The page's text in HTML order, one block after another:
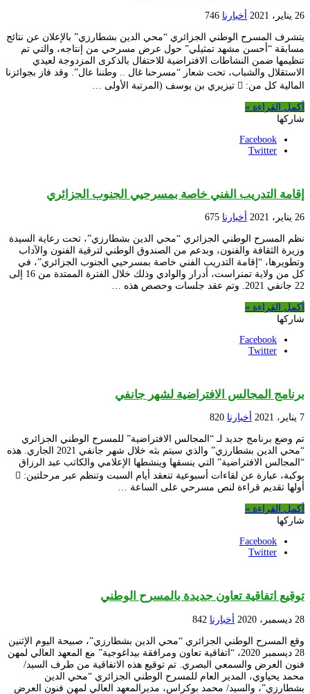
26 يناير، 2021 أخبارنا 746
يتشرف المسرح الوطني الجزائري “محي الدين بشطارزي” بالإعلان عن نتائج
مسابقة “أحسن مشهد تمثيلي” حول عرض مسرحي من إنتاجه، والتي تم
تنظيمها ضمن النشاطات الافتراضية للاحتفال بالذكرى المزدوجة لعيدي
الاستقلال والشباب، تحت شعار “مسرحنا غال .. وطننا عال”. وقد فاز بجوائزنا
المالية كل من:  تيزيري بن يوسف (المرتبة الأولى …
أكمل القراءة »
شاركها
Facebook
Twitter
إقامة التدريب الفني خاصة بمسرحيي الجنوب الجزائري
26 يناير، 2021 أخبارنا 675
نظم المسرح الوطني الجزائري “محي الدين بشطارزي”، تحت رعاية السيدة
وزيرة الثقافة والفنون، وبدعم من الصندوق الوطني لترقية الفنون والآداب
وتطويرها، “إقامة التدريب الفني خاصة بمسرحيي الجنوب الجزائري”، في
كل من ولاية تمنراست، أدرار والوادي وذلك خلال الفترة الممتدة من 16 إلى
22 جانفي 2021. وتم عقد جلسات وحصص هذه …
أكمل القراءة »
شاركها
Facebook
Twitter
برنامج المجالس الافتراضية لشهر جانفي
7 يناير، 2021 أخبارنا 820
تم وضع برنامج جديد لـ “المجالس الافتراضية” للمسرح الوطني الجزائري
“محي الدين بشطارزي” والذي سيتم بثه خلال شهر جانفي 2021 الجاري. هذه
“المجالس الافتراضية” التي ينسقها وينشطها الإعلامي والكاتب عبد الرزاق
بوكبة، عبارة عن لقاءات أسبوعية تنعقد أيام السبت وتنظم عبر مرحلتين: 
أولها تقديم قراءة لنص مسرحي على الساعة …
أكمل القراءة »
شاركها
Facebook
Twitter
توقيع اتفاقية تعاون جديدة بالمسرح الوطني
28 ديسمبر، 2020 أخبارنا 842
وقع المسرح الوطني الجزائري “محي الدين بشطارزي”، صبيحة اليوم الإثنين
28 ديسمبر 2020، “اتفاقية تعاون ومرافقة بيداغوجية” مع المعهد العالي لمهن
فنون العرض والسمعي البصري. تم توقيع هذه الاتفاقية من طرف السيد/
محمد يحياوي، المدير العام للمسرح الوطني الجزائري “محي الدين
بشطارزي”، والسيد/ محمد بوكراس، مديرالمعهد العالي لمهن فنون العرض